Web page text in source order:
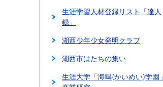
生涯学習人材登録リスト「達人
録」
湖西少年少女発明クラブ
湖西市はたちの集い
生涯大学「海鳴(かいめい)学園」